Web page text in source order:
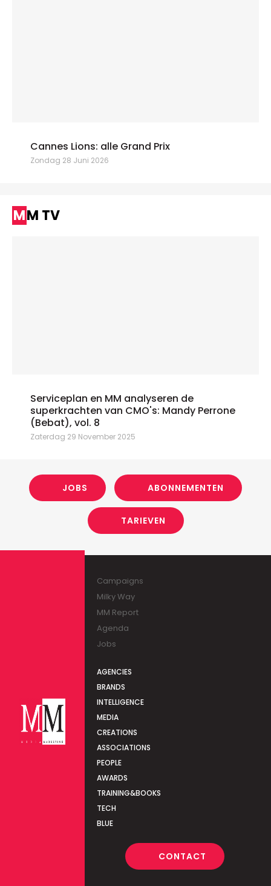
Cannes Lions: alle Grand Prix
Zondag 28 Juni 2026
MM TV
Serviceplan en MM analyseren de
superkrachten van CMO's: Mandy Perrone
(Bebat), vol. 8
Zaterdag 29 November 2025
JOBS ABONNEMENTEN
TARIEVEN
Campaigns
Milky Way
MM Report
Agenda
Jobs
AGENCIES
BRANDS
INTELLIGENCE
MEDIA
CREATIONS
ASSOCIATIONS
PEOPLE
AWARDS
TRAINING&BOOKS
TECH
BLUE
CONTACT